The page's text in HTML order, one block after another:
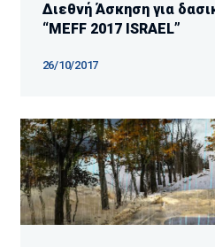
Διεθνή Άσκηση για
“MEFF 2017 ISRAEL”
26/10/2017